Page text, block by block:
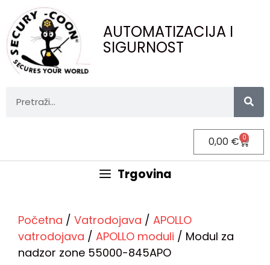
AUTOMATIZACIJA I
SIGURNOST
0,00 € 0
Trgovina
Početna / Vatrodojava / APOLLO
vatrodojava / APOLLO moduli / Modul za
nadzor zone 55000-845APO